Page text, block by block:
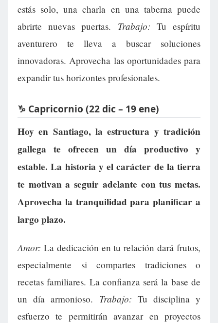
estás solo, una charla en una taberna puede
abrirte nuevas puertas. Trabajo: Tu espíritu
aventurero te lleva a buscar soluciones
innovadoras. Aprovecha las oportunidades para
expandir tus horizontes profesionales.
♑ Capricornio (22 dic – 19 ene)
Hoy en Santiago, la estructura y tradición
gallega te ofrecen un día productivo y
estable. La historia y el carácter de la tierra
te motivan a seguir adelante con tus metas.
Aprovecha la tranquilidad para planificar a
largo plazo.
Amor: La dedicación en tu relación dará frutos,
especialmente si compartes tradiciones o
recetas familiares. La confianza será la base de
un día armonioso. Trabajo: Tu disciplina y
esfuerzo te permitirán avanzar en proyectos